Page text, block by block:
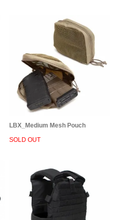
LBX_Medium Mesh Pouch
SOLD OUT